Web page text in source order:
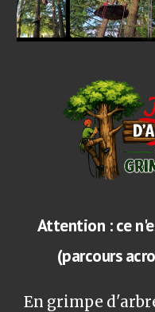
Attention : ce
(parcours
En grimpe